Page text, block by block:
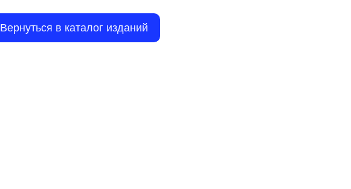
Вернуться в каталог изданий